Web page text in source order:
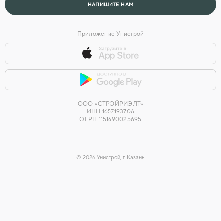
НАПИШИТЕ НАМ
Приложение Унистрой
ООО «СТРОЙРИЭЛТ»
ИНН 1657193706
ОГРН 1151690025695
© 2026Унистрой, г. Казань.